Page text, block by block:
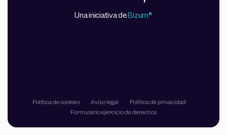
Una iniciativa de Bizum®
Política de cookies Aviso legal
Política de privacidad
Formulario ejercicio de derechos